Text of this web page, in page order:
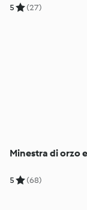
5 (27)
Minestra di orzo
5 (68)